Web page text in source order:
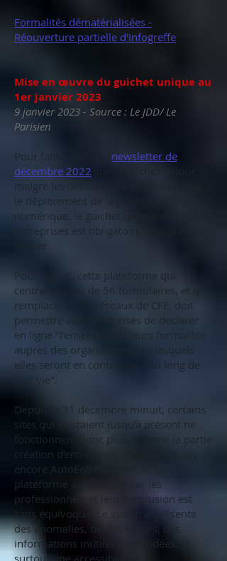
Formalités dématérialisées -
Réouverture partielle d'Infogreffe
Mise en œuvre du guichet unique au
1er janvier 2023
9 janvier 2023 - Source : Le JDD/ Le
Parisien
Pour faire suite à la newsletter de
décembre 2022
malgré les difficultés rencontrées dans
le déploiement de la plateforme
numérique, le guichet unique dédié aux
entreprises est obligatoire depuis le 1er
janvier.
Pour rappel, cette plateforme qui
centralise près de 56 formulaires, et qui
remplace les six réseaux de CFE, doit
permettre aux entreprises de déclarer
en ligne "l’ensemble de leurs formalités
auprès des organismes avec lesquels
elles seront en contact tout au long de
leur vie".
Depuis le 31 décembre minuit, certains
sites qui existaient jusqu'à présent ne
fonctionnent donc plus, comme la partie
création d'entreprises d'Infogreffe, ou
encore AutoEntrepreneur.fr. La
plateforme a été testée par les
professionnels et leur conclusion est
sans équivoque. Le système présente
des anomalies, des lourdeurs, des
informations inutiles demandées, et
surtout une accessibilité